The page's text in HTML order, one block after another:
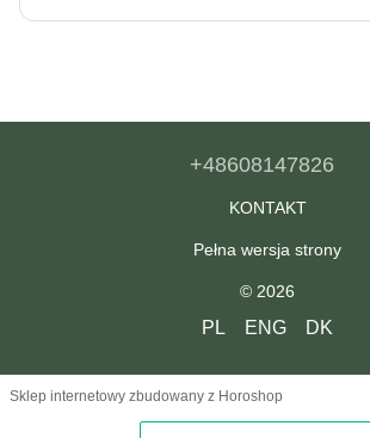
+48608147826
KONTAKT
Pełna wersja strony
© 2026
PL ENG DK
Sklep internetowy zbudowany z Horoshop